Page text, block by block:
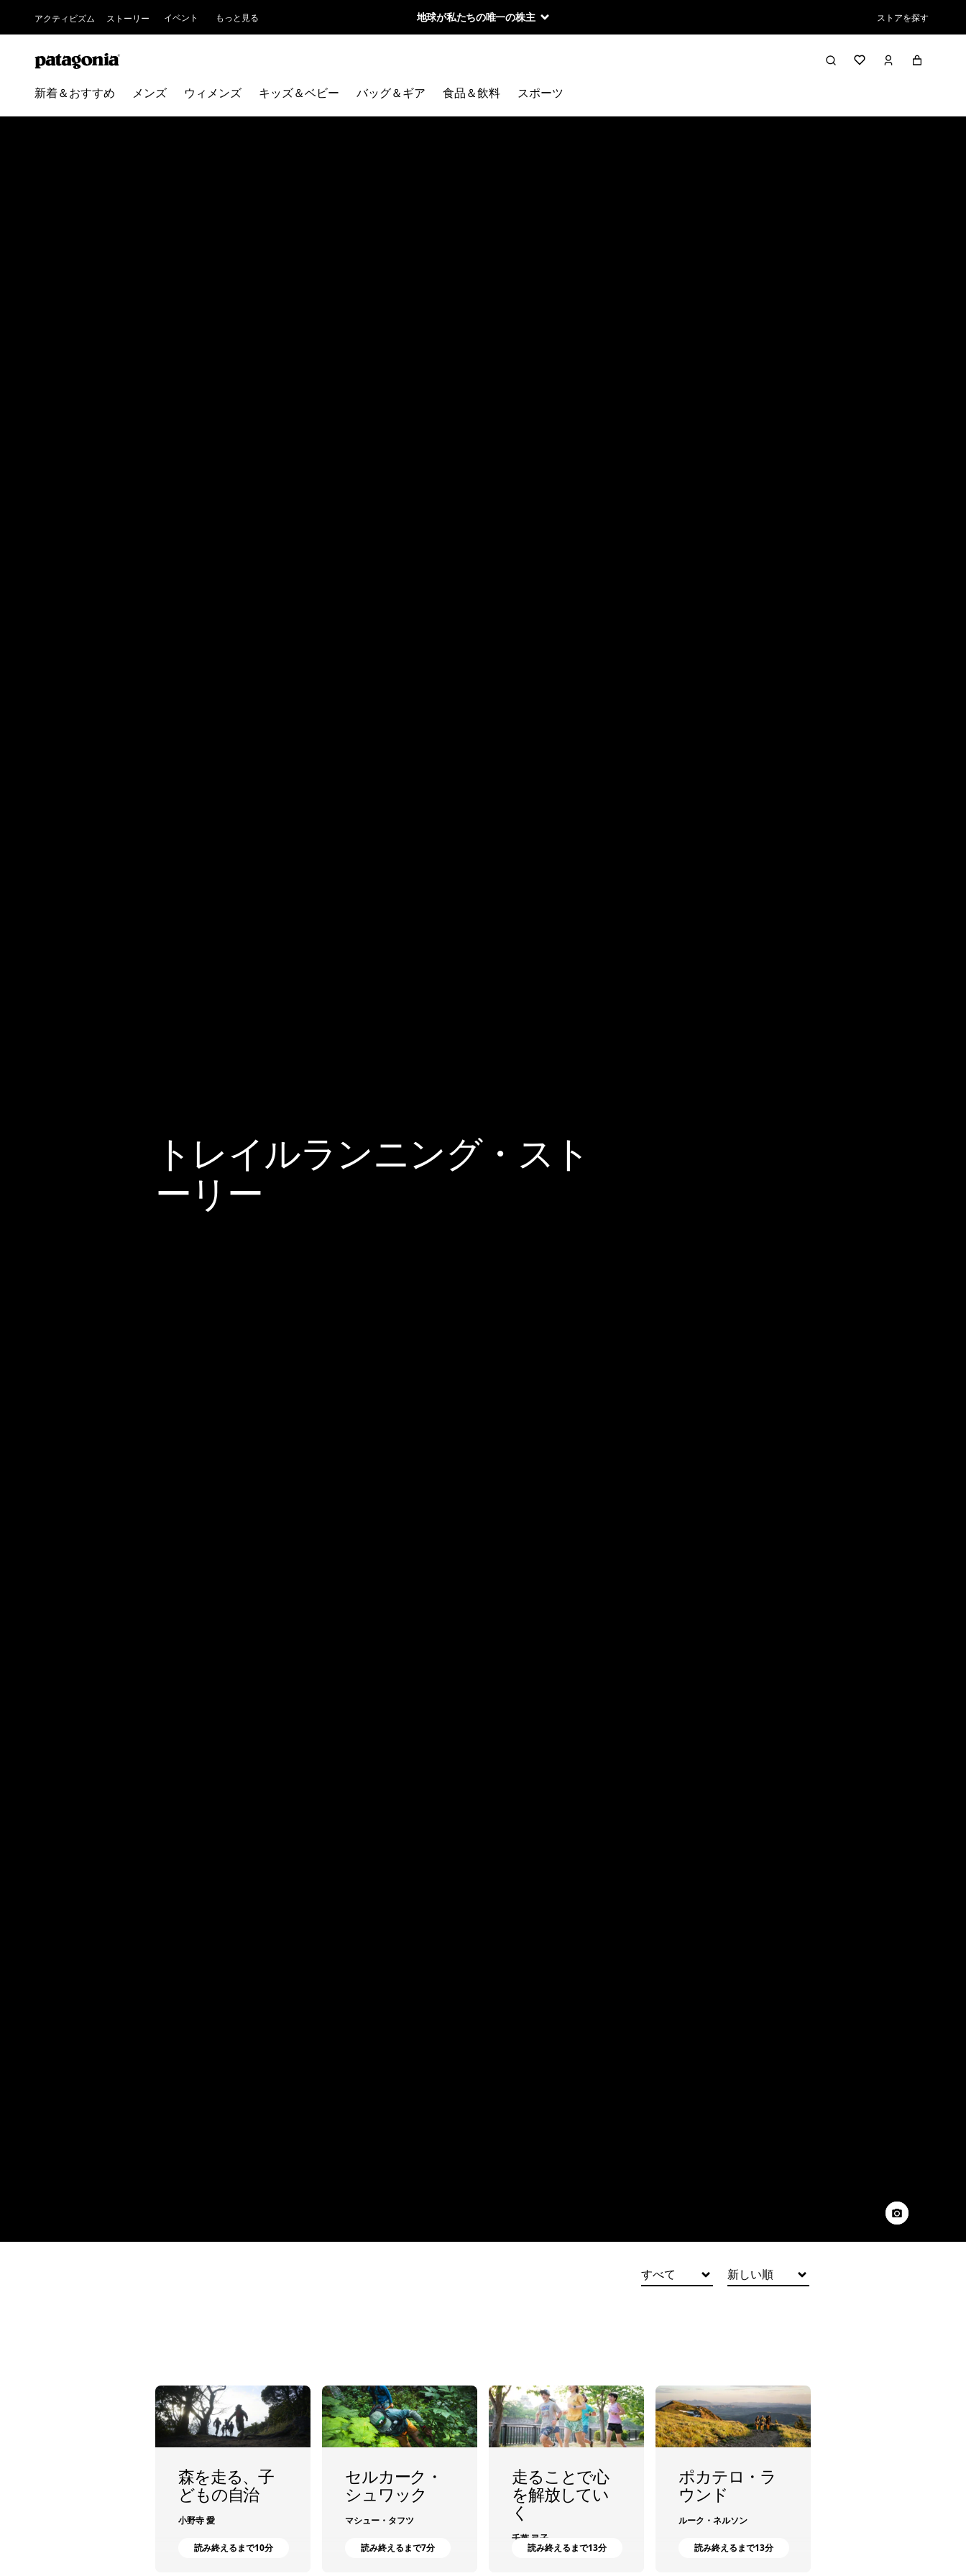
アクティビズム ストーリー イベント もっと見る 地球が私たちの唯一の株主 ストアを探す
新着＆おすすめ メンズ ウィメンズ キッズ＆ベビー バッグ＆ギア 食品＆飲料 スポーツ
トレイルランニング・スト
ーリー
すべて 新しい順
森を走る、子
どもの自治
小野寺 愛
読み終えるまで10分
セルカーク・
シュワック
マシュー・タフツ
読み終えるまで7分
走ることで心
を解放してい
く
千葉 弓子
読み終えるまで13分
ポカテロ・ラ
ウンド
ルーク・ネルソン
読み終えるまで13分